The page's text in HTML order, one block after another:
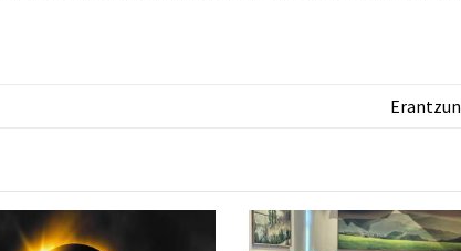
Erantzun